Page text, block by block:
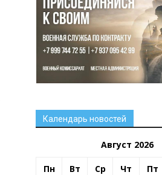
Календарь новостей
Август 2026
Пн Вт Ср Чт Пт